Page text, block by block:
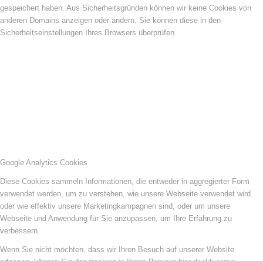
gespeichert haben. Aus Sicherheitsgründen können wir keine Cookies von
anderen Domains anzeigen oder ändern. Sie können diese in den
Sicherheitseinstellungen Ihres Browsers überprüfen.
Google Analytics Cookies
Diese Cookies sammeln Informationen, die entweder in aggregierter Form
verwendet werden, um zu verstehen, wie unsere Webseite verwendet wird
oder wie effektiv unsere Marketingkampagnen sind, oder um unsere
Webseite und Anwendung für Sie anzupassen, um Ihre Erfahrung zu
verbessern.
Wenn Sie nicht möchten, dass wir Ihren Besuch auf unserer Website